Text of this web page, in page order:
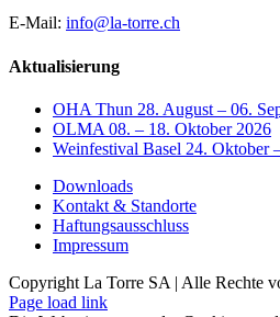
E-Mail: info@la-torre.ch
Aktualisierung
OHA Thun 28. August – 06.
OLMA 08. – 18. Oktober 2026
Weinfestival Basel 24. Oktober
Downloads
Kontakt & Standorte
Haftungsausschluss
Impressum
Copyright La Torre SA | Alle Rechte
Facebook
Page load link